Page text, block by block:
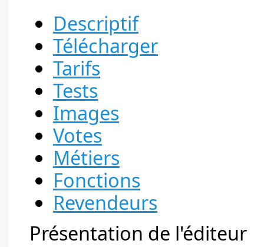
Descriptif
Télécharger
Tarifs
Tests
Images
Votes
Métiers
Fonctions
Revendeurs
Présentation de l'éditeur